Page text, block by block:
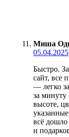
Миша
05.04.2025
Быстро.
сайт, все
— легко
за минуту
высоте,
всё дошло
и